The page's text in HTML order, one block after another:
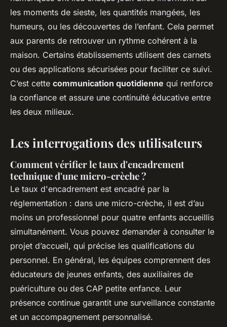
les moments de sieste, les quantités mangées, les
humeurs, ou les découvertes de l’enfant. Cela permet
aux parents de retrouver un rythme cohérent à la
maison. Certains établissements utilisent des carnets
ou des applications sécurisées pour faciliter ce suivi.
C’est cette communication quotidienne qui renforce
la confiance et assure une continuité éducative entre
les deux milieux.
Les interrogations des utilisateurs
Comment vérifier le taux d'encadrement
technique d'une micro-crèche ?
Le taux d'encadrement est encadré par la
réglementation : dans une micro-crèche, il est d’au
moins un professionnel pour quatre enfants accueillis
simultanément. Vous pouvez demander à consulter le
projet d’accueil, qui précise les qualifications du
personnel. En général, les équipes comprennent des
éducateurs de jeunes enfants, des auxiliaires de
puériculture ou des CAP petite enfance. Leur
présence continue garantit une surveillance constante
et un accompagnement personnalisé.